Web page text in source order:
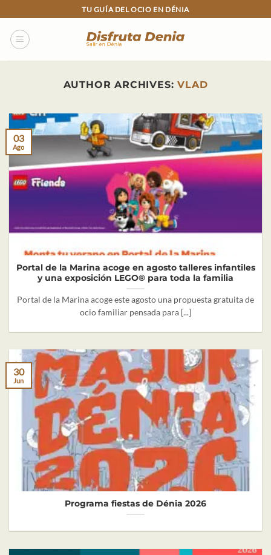
to
content
TU GUÍA DEL OCIO EN DÉNIA
AUTHOR ARCHIVES:VLAD
Portal de la Marina acoge en agosto talleres infantiles
y una exposición LEGO® para toda la familia
Portal de la Marina acoge este agosto una propuesta gratuita de
ocio familiar pensada para [...]
03
Ago
Programa fiestas de Dénia 2026
30
Jun